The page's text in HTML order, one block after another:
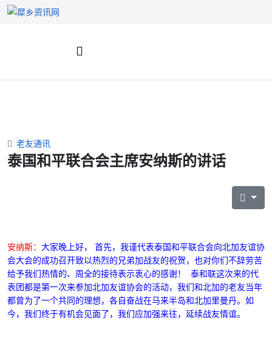
老友通讯
泰国和平联合会主席安纳斯的讲话
安纳斯： 大家晚上好，
首先，我谨代表泰国和平联合会向北加友谊协
会大会的成功召开致以热烈的兄弟加战友的祝贺，也对你们不辞劳苦
给予我们热情的、周全的接待表示衷心的感谢！
泰和联这次来的代
表团都是第一次来参加北加友谊协会的活动，我们和北加的老友当年
都曾为了一个共同的理想，各自奋战在马来半岛和北加里曼丹。 如
今，我们终于有机会见面了，我们应加强来往，延续战友情谊。